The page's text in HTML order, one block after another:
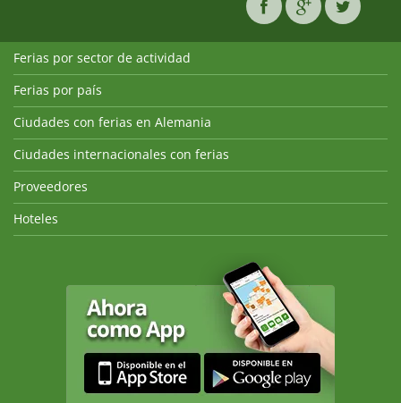
Ferias por sector de actividad
Ferias por país
Ciudades con ferias en Alemania
Ciudades internacionales con ferias
Proveedores
Hoteles